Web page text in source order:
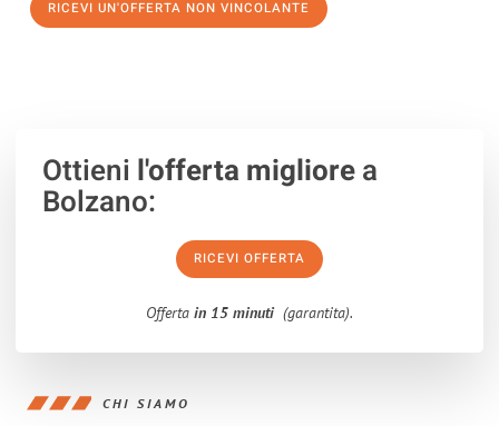
RICEVI UN'OFFERTA NON VINCOLANTE
Ottieni l'offerta migliorea
Bolzano:
RICEVI OFFERTA
Offerta in 15 minuti (garantita).
CHI SIAMO